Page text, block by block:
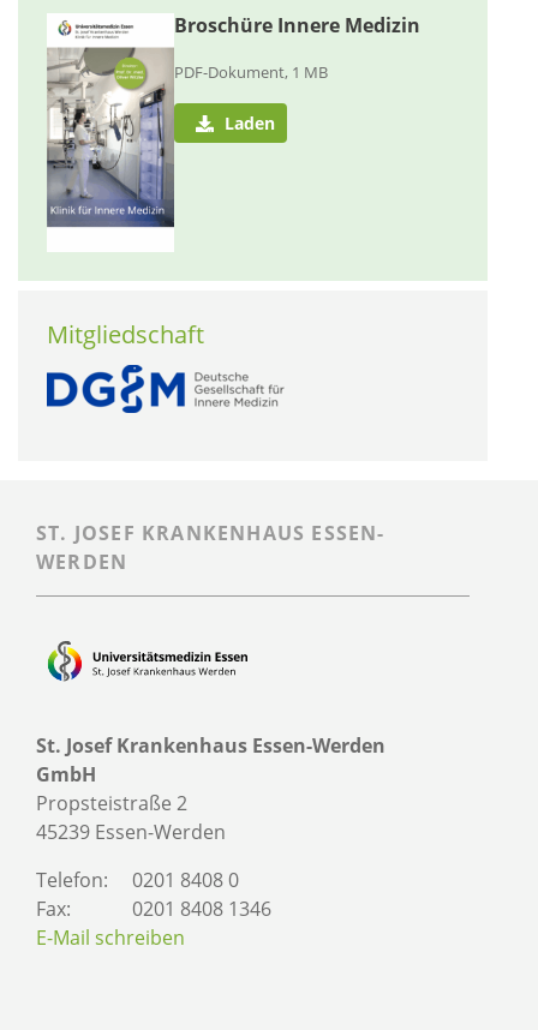
Broschüre Innere Medizin
PDF-Dokument, 1 MB
Laden
Mitgliedschaft
ST. JOSEF KRANKENHAUS ESSEN-
WERDEN
St. Josef Krankenhaus Essen-Werden
GmbH
Propsteistraße 2
45239 Essen-Werden
Telefon:
0201 8408 0
Fax:
0201 8408 1346
E-Mail schreiben